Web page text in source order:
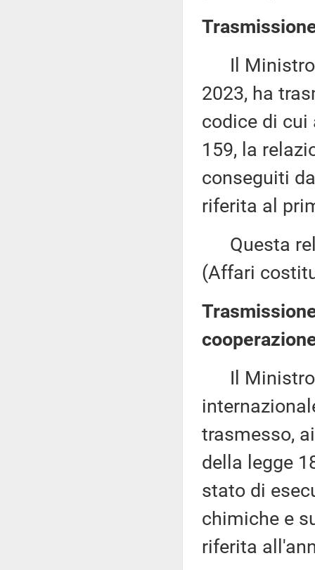
Il Ministro
2023, ha
codice di cui
159, la
conseguiti
riferita al
Questa
(Affari
Il Ministro
trasmesso,
della legge
stato di
chimiche e
riferita